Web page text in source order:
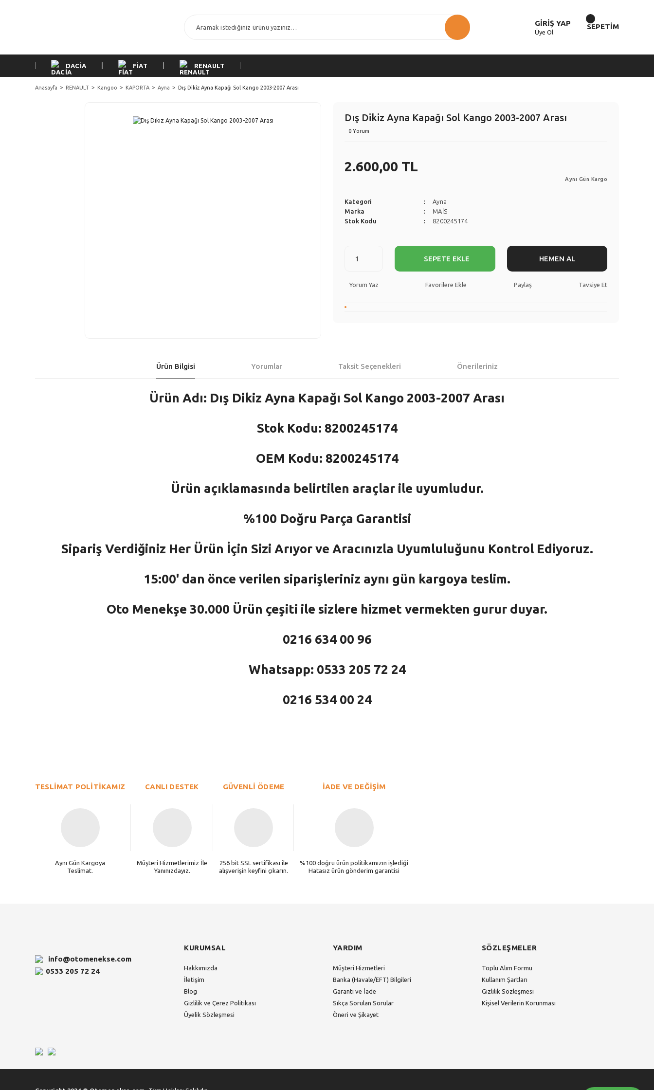
GİRİŞ YAP
Üye Ol
SEPETİM
DACİA FİAT RENAULT
Anasayfa RENAULT Kangoo KAPORTA Ayna Dış Dikiz Ayna Kapağı Sol Kango 2003-2007 Arası
Dış Dikiz Ayna Kapağı Sol Kango 2003-2007 Arası
0 Yorum
2.600,00 TL
Aynı Gün Kargo
Kategori
Ayna
Marka
MAİS
Stok Kodu
8200245174
SEPETE EKLE HEMEN AL
Yorum Yaz Paylaş Tavsiye Et
Ürün Bilgisi Yorumlar Taksit Seçenekleri Önerileriniz
Ürün Adı: Dış Dikiz Ayna Kapağı Sol Kango 2003-2007 Arası
Stok Kodu: 8200245174
OEM Kodu: 8200245174
Ürün açıklamasında belirtilen araçlar ile uyumludur.
%100 Doğru Parça Garantisi
Sipariş Verdiğiniz Her Ürün İçin Sizi Arıyor ve Aracınızla Uyumluluğunu Kontrol Ediyoruz.
15:00' dan önce verilen siparişleriniz aynı gün kargoya teslim.
Oto Menekşe 30.000 Ürün çeşiti ile sizlere hizmet vermekten gurur duyar.
0216 634 00 96
Whatsapp: 0533 205 72 24
0216 534 00 24
Ürün açıklamasında eksik bilgiler bulunuyor.
TESLİMAT POLİTİKAMIZ
Aynı Gün Kargoya
Teslimat.
CANLI DESTEK
Müşteri Hizmetlerimiz İle
Yanınızdayız.
GÜVENLİ ÖDEME
256 bit SSL sertifikası ile
alışverişin keyfini çıkarın.
İADE VE DEĞİŞİM
%100 doğru ürün politikamızın işlediği
Hatasız ürün gönderim garantisi
info@otomenekse.com
0533 205 72 24
KURUMSAL
Hakkımızda
İletişim
Blog
Gizlilik ve Çerez Politikası
Üyelik Sözleşmesi
YARDIM
Müşteri Hizmetleri
Banka (Havale/EFT) Bilgileri
Garanti ve İade
Sıkça Sorulan Sorular
Öneri ve Şikayet
SÖZLEŞMELER
Toplu Alım Formu
Kullanım Şartları
Gizlilik Sözleşmesi
Kişisel Verilerin Korunması